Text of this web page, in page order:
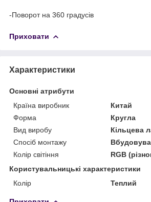
-Поворот на 360 градусів
Приховати
Характеристики
Основні атрибути
Країна виробник
Китай
Форма
Кругла
Вид виробу
Кільцева
Спосіб монтажу
Колір світіння
RGB
Користувальницькі характеристики
Колір
Теплий